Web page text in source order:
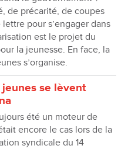
de précarité, de coupes
pour s’engager dans
est le projet du
la jeunesse. En face, la
s’organise.
se lèvent
été un moteur de
encore le cas lors de la
syndicale du 14